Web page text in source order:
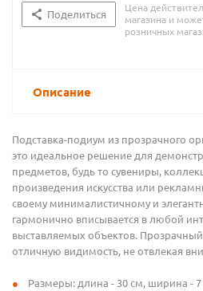
Поделиться
Цена
магазина и
розничных
Описание
Подставка-подиум из прозрачного
это идеальное решение для
предметов, будь то сувениры,
произведения искусства или
своему минималистичному и
гармонично вписывается в любой
выставляемых объектов.
отличную видимость, не отвлекая
Размеры: длина - 30 см, ширина - 7